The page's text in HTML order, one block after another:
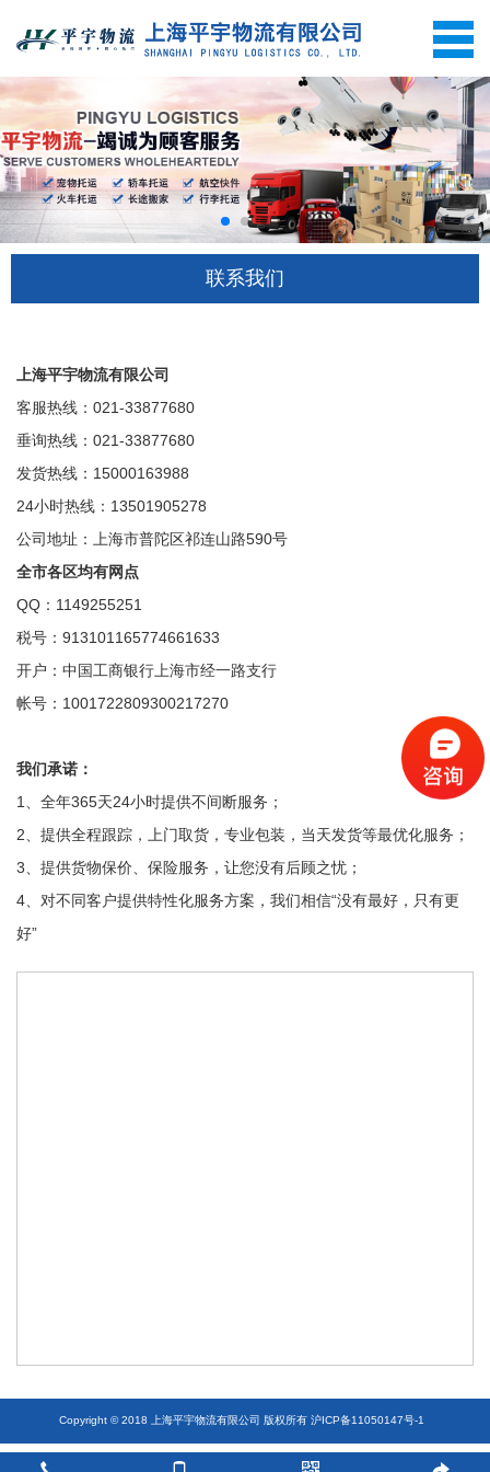
网站首页
业务报价
服务流程
服务项目
体积换算
联系我们
上海平宇物流有限公司
客服热线：021-33877680
垂询热线：021-33877680
发货热线：15000163988
24小时热线：13501905278
公司地址：上海市普陀区祁连山路590号
全市各区均有网点
QQ：1149255251
税号：913101165774661633
开户：中国工商银行上海市经一路支行
帐号：1001722809300217270
我们承诺：
1、全年365天24小时提供不间断服务；
2、提供全程跟踪，上门取货，专业包装，当天发货等最优化服务；
3、提供货物保价、保险服务，让您没有后顾之忧；
4、对不同客户提供特性化服务方案，我们相信“没有最好，只有更
好”
Copyright © 2018 上海平宇物流有限公司 版权所有 沪ICP备11050147号-1